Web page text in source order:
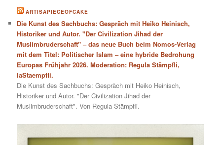
ARTISAPIECEOFCAKE
Die Kunst des Sachbuchs: Gespräch mit Heiko Heinisch,
Historiker und Autor. "Der Civilization Jihad der
Muslimbruderschaft" – das neue Buch beim Nomos-Verlag
mit dem Titel: Politischer Islam – eine hybride Bedrohung
Europas Frühjahr 2026. Moderation: Regula Stämpfli,
laStaempfli.
Die Kunst des Sachbuchs: Gespräch mit Heiko Heinisch,
Historiker und Autor. "Der Civilization Jihad der
Muslimbruderschaft". Von Regula Stämpfli.